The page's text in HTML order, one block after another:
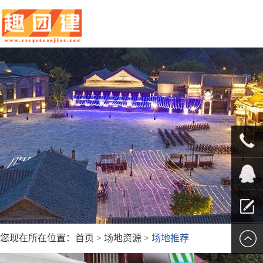
您现在所在位置： 首页 > 场地资源 > 场地推荐
010-
QQ客服
留言报